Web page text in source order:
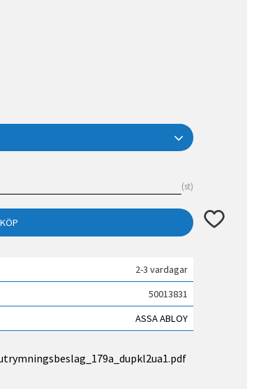
st
KÖP Lägg till i
2-3 vardagar
50013831
ASSA ABLOY